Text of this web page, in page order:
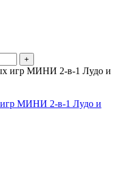
+
игр МИНИ 2-в-1 Лудо и